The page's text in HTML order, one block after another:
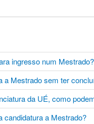
ingresso num
a Mestrado sem ter
da UÉ, como
candidatura a Mestrado?